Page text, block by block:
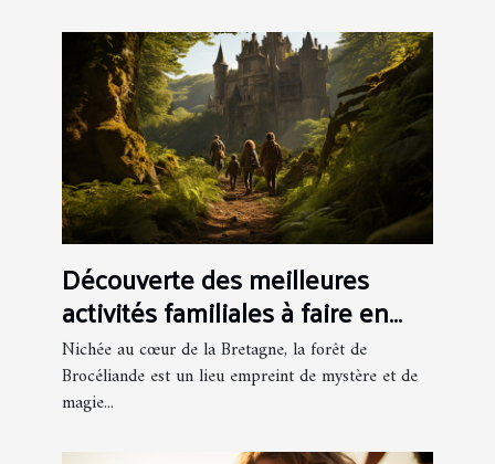
Découverte des meilleures
activités familiales à faire en
forêt de Brocéliande
Nichée au cœur de la Bretagne, la forêt de
Brocéliande est un lieu empreint de mystère et de
magie...